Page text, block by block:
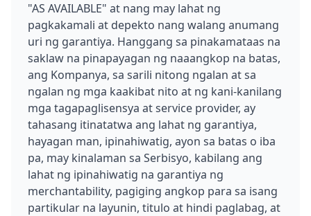
"AS AVAILABLE" at nang may lahat ng
pagkakamali at depekto nang walang anumang
uri ng garantiya. Hanggang sa pinakamataas na
saklaw na pinapayagan ng naaangkop na batas,
ang Kompanya, sa sarili nitong ngalan at sa
ngalan ng mga kaakibat nito at ng kani-kanilang
mga tagapaglisensya at service provider, ay
tahasang itinatatwa ang lahat ng garantiya,
hayagan man, ipinahiwatig, ayon sa batas o iba
pa, may kinalaman sa Serbisyo, kabilang ang
lahat ng ipinahiwatig na garantiya ng
merchantability, pagiging angkop para sa isang
partikular na layunin, titulo at hindi paglabag, at